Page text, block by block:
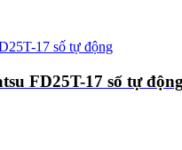
FD25T-17 số tự